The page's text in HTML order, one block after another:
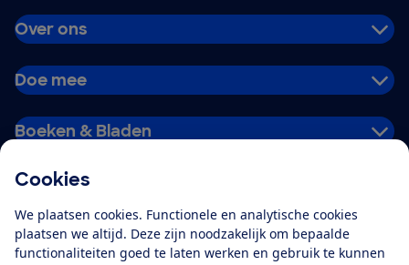
Cookies
We plaatsen cookies. Functionele en analytische cookies
plaatsen we altijd. Deze zijn noodzakelijk om bepaalde
functionaliteiten goed te laten werken en gebruik te kunnen
Over ons
Doe mee
Boeken & Bladen